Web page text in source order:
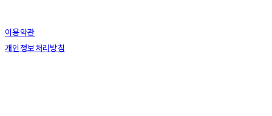
이용약관
개인정보처리방침